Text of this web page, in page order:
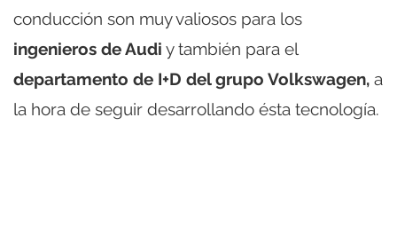
conducción son muy valiosos para los
ingenieros de Audi y también para el
departamento de I+D del grupo Volkswagen, a
la hora de seguir desarrollando ésta tecnología.